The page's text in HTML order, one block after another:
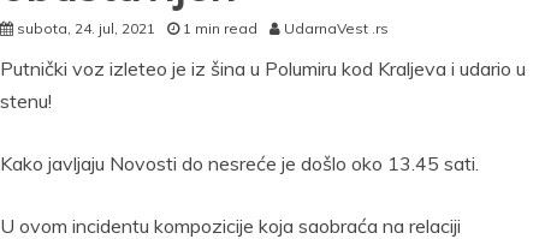
subota, 24. jul, 2021 1 min read UdarnaVest .rs
Putnički voz izleteo je iz šina u Polumiru kod Kraljeva i udario u
stenu!
Kako javljaju Novosti do nesreće je došlo oko 13.45 sati.
U ovom incidentu kompozicije koja saobraća na relaciji